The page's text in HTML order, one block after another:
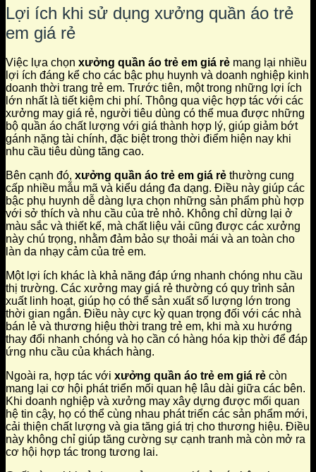
Lợi ích khi sử dụng xưởng quần áo trẻ
em giá rẻ
Việc lựa chọn xưởng quần áo trẻ em giá rẻ mang lại nhiều
lợi ích đáng kể cho các bậc phụ huynh và doanh nghiệp kinh
doanh thời trang trẻ em. Trước tiên, một trong những lợi ích
lớn nhất là tiết kiệm chi phí. Thông qua việc hợp tác với các
xưởng may giá rẻ, người tiêu dùng có thể mua được những
bộ quần áo chất lượng với giá thành hợp lý, giúp giảm bớt
gánh nặng tài chính, đặc biệt trong thời điểm hiện nay khi
nhu cầu tiêu dùng tăng cao.
Bên cạnh đó, xưởng quần áo trẻ em giá rẻ thường cung
cấp nhiều mẫu mã và kiểu dáng đa dạng. Điều này giúp các
bậc phụ huynh dễ dàng lựa chọn những sản phẩm phù hợp
với sở thích và nhu cầu của trẻ nhỏ. Không chỉ dừng lại ở
màu sắc và thiết kế, mà chất liệu vải cũng được các xưởng
này chú trọng, nhằm đảm bảo sự thoải mái và an toàn cho
làn da nhạy cảm của trẻ em.
Một lợi ích khác là khả năng đáp ứng nhanh chóng nhu cầu
thị trường. Các xưởng may giá rẻ thường có quy trình sản
xuất linh hoạt, giúp họ có thể sản xuất số lượng lớn trong
thời gian ngắn. Điều này cực kỳ quan trọng đối với các nhà
bán lẻ và thương hiệu thời trang trẻ em, khi mà xu hướng
thay đổi nhanh chóng và họ cần có hàng hóa kịp thời để đáp
ứng nhu cầu của khách hàng.
Ngoài ra, hợp tác với xưởng quần áo trẻ em giá rẻ còn
mang lại cơ hội phát triển mối quan hệ lâu dài giữa các bên.
Khi doanh nghiệp và xưởng may xây dựng được mối quan
hệ tin cậy, họ có thể cùng nhau phát triển các sản phẩm mới,
cải thiện chất lượng và gia tăng giá trị cho thương hiệu. Điều
này không chỉ giúp tăng cường sự cạnh tranh mà còn mở ra
cơ hội hợp tác trong tương lai.